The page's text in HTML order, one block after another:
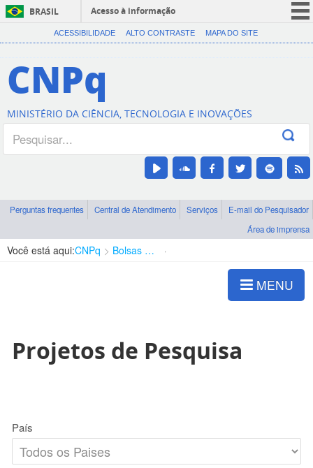
BRASIL
Acesso à informação
CORONAVÍRUS (COVID-19)
Canais
ACESSIBILIDADE ALTO CONTRASTE MAPA DO SITE
CNPq
MINISTÉRIO DA CIÊNCIA, TECNOLOGIA E INOVAÇÕES
Perguntas frequentes Central de Atendimento Serviços
E-mail do Pesquisador
Área de imprensa
Você está aqui:CNPq Bolsas e Auxílios Vigentes
MENU
Projetos de Pesquisa
País